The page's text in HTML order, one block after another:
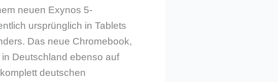
neuen Exynos 5-
ursprünglich in Tablets
Das neue Chromebook,
Deutschland ebenso auf
deutschen